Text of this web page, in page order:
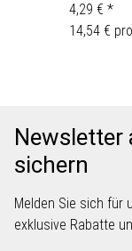
4,29 € *
14,54 €
Newsletter
sichern
Melden Sie sich für
exklusive Rabatte